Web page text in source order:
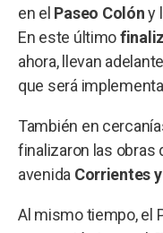
en el Paseo Colóny
En este último
ahora, llevan
que será
También en
finalizaron las obras
avenida Corrientes
Al mismo tiempo, el